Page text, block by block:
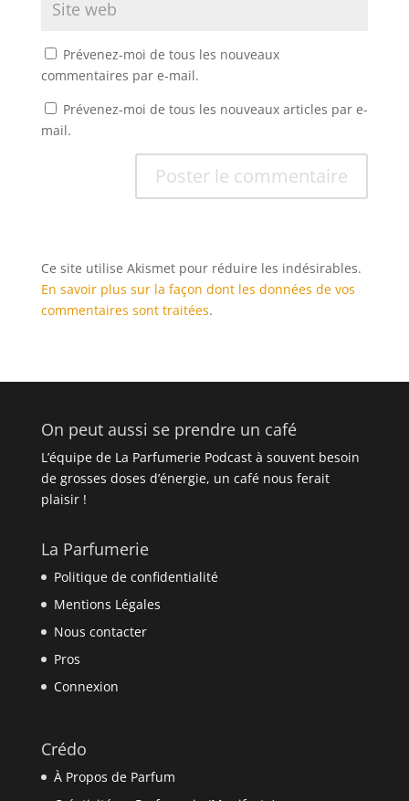
Prévenez-moi de tous les nouveaux
commentaires par e-mail.
Prévenez-moi de tous les nouveaux articles par e-
mail.
Ce site utilise Akismet pour réduire les indésirables.
En savoir plus sur la façon dont les données de vos
commentaires sont traitées.
On peut aussi se prendre un café
L’équipe de La Parfumerie Podcast à souvent besoin
de grosses doses d’énergie, un café nous ferait
plaisir !
La Parfumerie
Politique de confidentialité
Mentions Légales
Nous contacter
Pros
Connexion
Crédo
À Propos de Parfum